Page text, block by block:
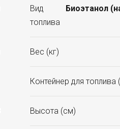
Вид
топлива
Биоэтанол
Вес (кг)
Контейнер для
Высота (см)